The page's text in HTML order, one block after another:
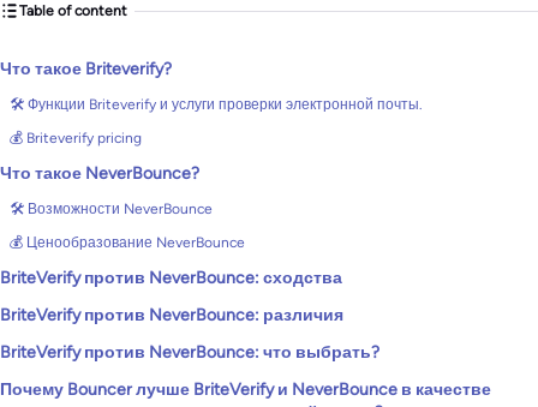
Table of content
Что такое Briteverify?
🛠️ Функции Briteverify и услуги проверки электронной почты.
💰 Briteverify pricing
Что такое NeverBounce?
🛠️ Возможности NeverBounce
💰 Ценообразование NeverBounce
BriteVerify против NeverBounce: сходства
BriteVerify против NeverBounce: различия
BriteVerify против NeverBounce: что выбрать?
Почему Bouncer лучше BriteVerify и NeverBounce в качестве